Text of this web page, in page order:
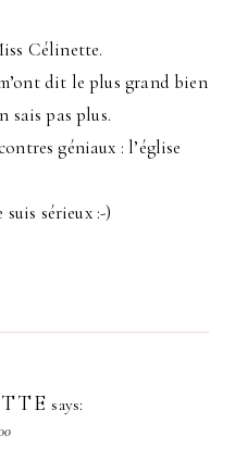
Célinette.
dit le plus grand bien
sais pas plus.
géniaux : l’église
sérieux :-)
says: